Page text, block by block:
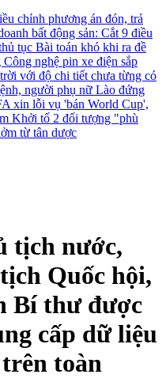
chỉnh phương án đón, trả
bất động sản: Cắt 9 điều
tục Bài toán khó khi ra đề
Công nghệ pin xe điện sắp
với độ chi tiết chưa từng có
người phụ nữ Lào đứng
xin lỗi vụ 'bán World Cup',
Khởi tố 2 đối tượng "phù
từ tân dược
tịch nước,
Quốc hội,
Bí thư được
cấp dữ liệu
toàn